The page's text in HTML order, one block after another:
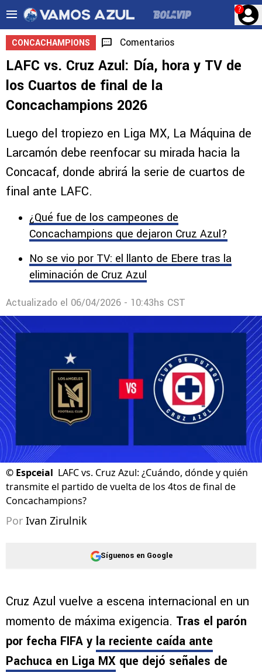
?
CONCACHAMPIONS Comentarios
LAFC vs. Cruz Azul: Día, hora y TV de
los Cuartos de final de la
Concachampions 2026
Luego del tropiezo en Liga MX, La Máquina de
Larcamón debe reenfocar su mirada hacia la
Concacaf, donde abrirá la serie de cuartos de
final ante LAFC.
¿Qué fue de los campeones de
Concachampions que dejaron Cruz Azul?
No se vio por TV: el llanto de Ebere tras la
eliminación de Cruz Azul
Actualizado el 06/04/2026 - 10:43hs CST
© Espceial LAFC vs. Cruz Azul: ¿Cuándo, dónde y quién
transmite el partido de vuelta de los 4tos de final de
Concachampions?
Por Ivan Zirulnik
Síguenos en Google
Cruz Azul vuelve a escena internacional en un
momento de máxima exigencia. Tras el parón
por fecha FIFA y la reciente caída ante
Pachuca en Liga MX que dejó señales de